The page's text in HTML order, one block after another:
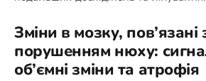
Зміни в мозку, пов’язані
порушенням нюху:
об’ємні зміни та атрофія